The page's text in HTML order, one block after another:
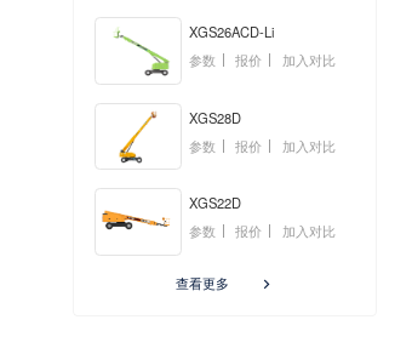
XGS26ACD-Li
参数
报价 加入对比
XGS28D
参数
报价 加入对比
XGS22D
参数
报价 加入对比
查看更多 